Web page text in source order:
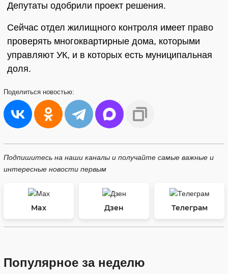
Депутаты одобрили проект решения.
Сейчас отдел жилищного контроля имеет право
проверять многоквартирные дома, которыми
управляют УК, и в которых есть муниципальная
доля.
Поделиться новостью:
Подпишитесь на наши каналы и получайте самые важные и
интересные новости первым
Max Дзен Телеграм
Популярное за неделю